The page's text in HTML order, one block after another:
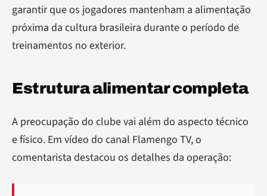
garantir que os jogadores mantenham a alimentação
próxima da cultura brasileira durante o período de
treinamentos no exterior.
Estrutura alimentar completa
A preocupação do clube vai além do aspecto técnico
e físico. Em vídeo do canal Flamengo TV, o
comentarista destacou os detalhes da operação: